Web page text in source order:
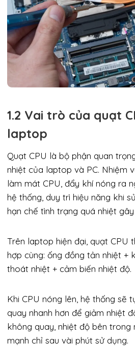
1.2 Vai trò của quạt
laptop
Quạt CPU là bộ phận quan
nhiệt của laptop và PC. Nhiệm
làm mát CPU, đẩy khí nóng ra
hệ thống, duy trì hiệu năng khi
hạn chế tình trạng quá nhiệt
Trên laptop hiện đại, quạt CPU
hợp cùng: ống đồng tản nhiệt +
thoát nhiệt + cảm biến nhiệt độ.
Khi CPU nóng lên, hệ thống sẽ
quay nhanh hơn để giảm nhiệt
không quay, nhiệt độ bên
mạnh chỉ sau vài phút sử dụng.